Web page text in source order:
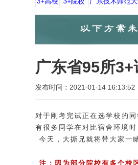
广东省95所
发布时间：2021-01-14 16:13:52
对于刚考完试正在选学校的
有很多同学在对比宿舍环境
今天，大撕兄就将带大家一
注：因为部分院校有多个校